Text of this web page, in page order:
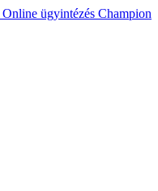
Online ügyintézés Champion